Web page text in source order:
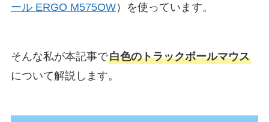
ール ERGO M575OW）を使っています。
そんな私が本記事で白色のトラックボールマウス
について解説します。